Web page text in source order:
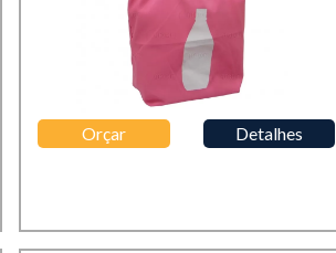
Orçar Detalhes